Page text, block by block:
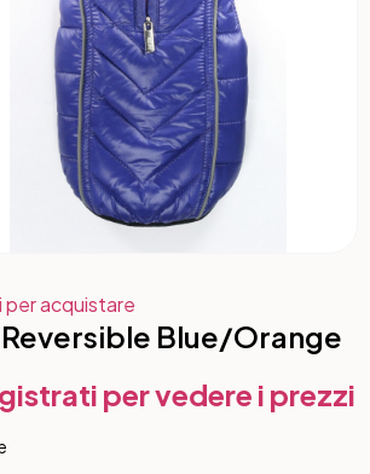
acquistare
Blue/Orange
per vedere i prezzi